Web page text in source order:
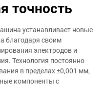
точность
устанавливает новые
благодаря своим
электродов и
Технология постоянно
в пределах ±0,001 мм,
компоненты с